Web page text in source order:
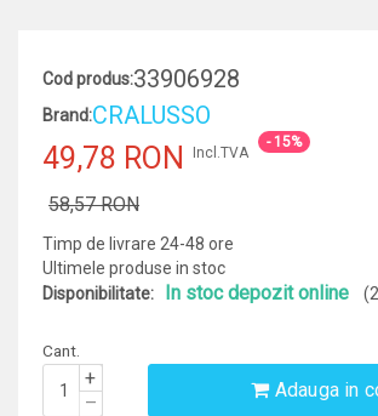
Cod produs:33906928
Brand:CRALUSSO
49,78 RON
58,57 RON
- 15%
Incl.TVA
Timp de livrare 24-48 ore
Ultimele produse in stoc
Disponibilitate:
In stoc depozit online
Cant.
+
–
Adauga in